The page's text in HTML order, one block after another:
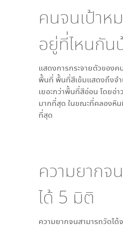
คนจนเป้าห
อยู่ที่ไหนกัน
แสดงการกระจายตัวของ
พื้นที่ พื้นที่สีเข้มแสดงถึงจ
เยอะกว่าพื้นที่สีอ่อน โดยอ่
มากที่สุด ในขณะที่คลองหิน
ที่สุด
ความยากจ
ได้ 5 มิติ
ความยากจนสามารถวัดไ